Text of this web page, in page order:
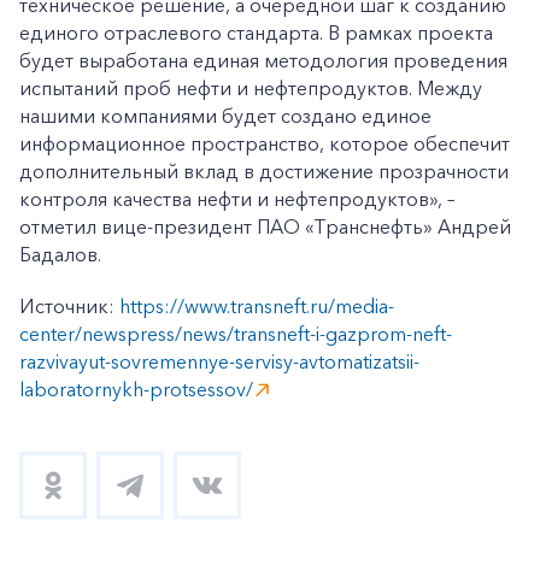
техническое решение, а очередной шаг к созданию
единого отраслевого стандарта. В рамках проекта
будет выработана единая методология проведения
испытаний проб нефти и нефтепродуктов. Между
нашими компаниями будет создано единое
информационное пространство, которое обеспечит
дополнительный вклад в достижение прозрачности
контроля качества нефти и нефтепродуктов», –
отметил вице-президент ПАО «Транснефть» Андрей
Бадалов.
Источник: https://www.transneft.ru/media-
center/newspress/news/transneft-i-gazprom-neft-
razvivayut-sovremennye-servisy-avtomatizatsii-
laboratornykh-protsessov/